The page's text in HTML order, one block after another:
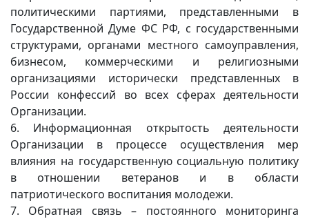
политическими партиями, представленными в
Государственной Думе ФС РФ, с государственными
структурами, органами местного самоуправления,
бизнесом, коммерческими и религиозными
организациями исторически представленных в
России конфессий во всех сферах деятельности
Организации.
6. Информационная открытость деятельности
Организации в процессе осуществления мер
влияния на государственную социальную политику
в отношении ветеранов и в области
патриотического воспитания молодежи.
7. Обратная связь – постоянного мониторинга